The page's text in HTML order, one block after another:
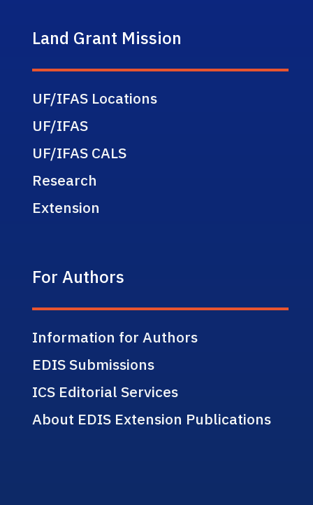
Land Grant Mission
UF/IFAS Locations
UF/IFAS
UF/IFAS CALS
Research
Extension
For Authors
Information for Authors
EDIS Submissions
ICS Editorial Services
About EDIS Extension Publications